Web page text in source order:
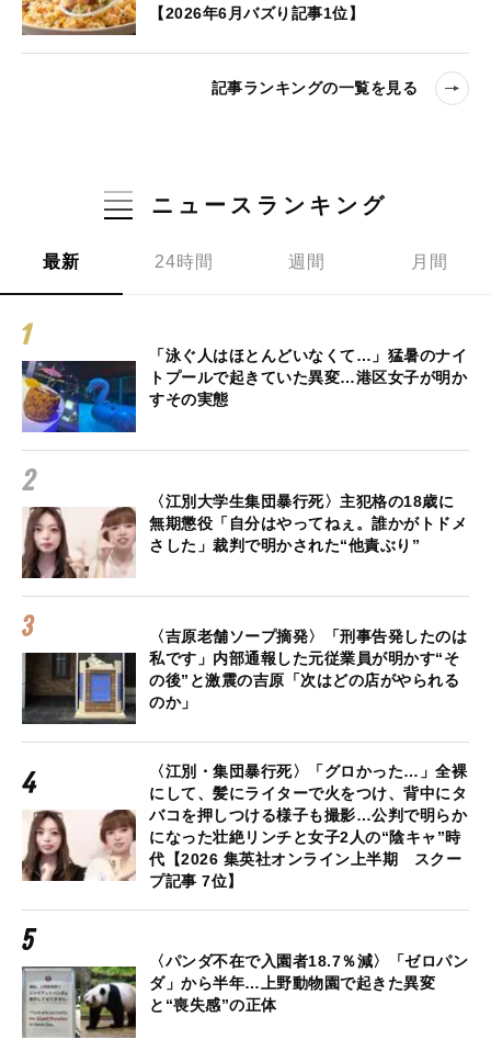
【2026年6月バズり記事1位】
記事ランキングの一覧を見る
ニュースランキング
最新 24時間 週間 月間
「泳ぐ人はほとんどいなくて…」猛暑のナイ
トプールで起きていた異変…港区女子が明か
すその実態
〈江別大学生集団暴行死〉主犯格の18歳に
無期懲役「自分はやってねぇ。誰かがトドメ
さした」裁判で明かされた“他責ぶり”
〈吉原老舗ソープ摘発〉「刑事告発したのは
私です」内部通報した元従業員が明かす“そ
の後”と激震の吉原「次はどの店がやられる
のか」
〈江別・集団暴行死〉「グロかった…」全裸
にして、髪にライターで火をつけ、背中にタ
バコを押しつける様子も撮影…公判で明らか
になった壮絶リンチと女子2人の“陰キャ”時
代【2026 集英社オンライン上半期 スクー
プ記事 7位】
〈パンダ不在で入園者18.7％減〉「ゼロパン
ダ」から半年…上野動物園で起きた異変
と“喪失感”の正体